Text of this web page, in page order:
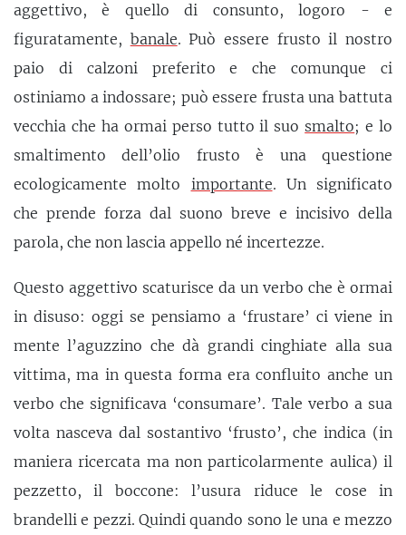
aggettivo, è quello di consunto, logoro - e
figuratamente, banale. Può essere frusto il nostro
paio di calzoni preferito e che comunque ci
ostiniamo a indossare; può essere frusta una battuta
vecchia che ha ormai perso tutto il suo smalto; e lo
smaltimento dell’olio frusto è una questione
ecologicamente molto importante. Un significato
che prende forza dal suono breve e incisivo della
parola, che non lascia appello né incertezze.
Questo aggettivo scaturisce da un verbo che è ormai
in disuso: oggi se pensiamo a ‘frustare’ ci viene in
mente l’aguzzino che dà grandi cinghiate alla sua
vittima, ma in questa forma era confluito anche un
verbo che significava ‘consumare’. Tale verbo a sua
volta nasceva dal sostantivo ‘frusto’, che indica (in
maniera ricercata ma non particolarmente aulica) il
pezzetto, il boccone: l’usura riduce le cose in
brandelli e pezzi. Quindi quando sono le una e mezzo